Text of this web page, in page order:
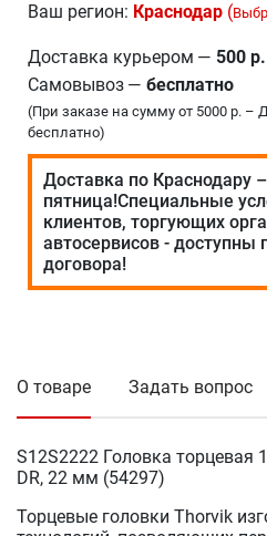
Ваш регион: Краснодар (
Доставка курьером — 500 р.
Самовывоз — бесплатно
(При заказе на сумму от 5000 р. –
бесплатно)
Доставка по Краснодару
пятница!Специальные
клиентов, торгующих
автосервисов - доступны
договора!
О товаре Задать вопрос
S12S2222 Головка торцевая
DR, 22 мм (54297)
Торцевые головки Thorvik